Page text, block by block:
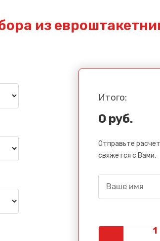
из
Итого:
0 руб.
Отправьте
свяжется с Вами.